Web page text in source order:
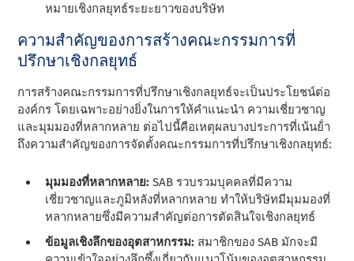
หมายเชิงกลยุทธ์ระยะยาวของบริษัท
ความสําคัญของการสร้างคณะกรรมการที่
ปรึกษาเชิงกลยุทธ์
การสร้างคณะกรรมการที่ปรึกษาเชิงกลยุทธ์จะเป็นประโยชน์ต่อ
องค์กร โดยเฉพาะอย่างยิ่งในการให้คําแนะนํา ความเชี่ยวชาญ
และมุมมองที่หลากหลาย ต่อไปนี้คือเหตุผลบางประการที่เน้นย้ํา
ถึงความสําคัญของการจัดตั้งคณะกรรมการที่ปรึกษาเชิงกลยุทธ์:
มุมมองที่หลากหลาย:SAB รวบรวมบุคคลที่มีความ
เชี่ยวชาญและภูมิหลังที่หลากหลาย ทําให้บริษัทมีมุมมองที่
หลากหลายซึ่งมีความสําคัญต่อการตัดสินใจเชิงกลยุทธ์
ข้อมูลเชิงลึกของอุตสาหกรรม: สมาชิกของ SAB มักจะมี